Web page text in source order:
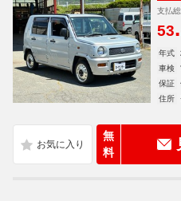
支払
53.
年式
車検
保証
住所
無
料